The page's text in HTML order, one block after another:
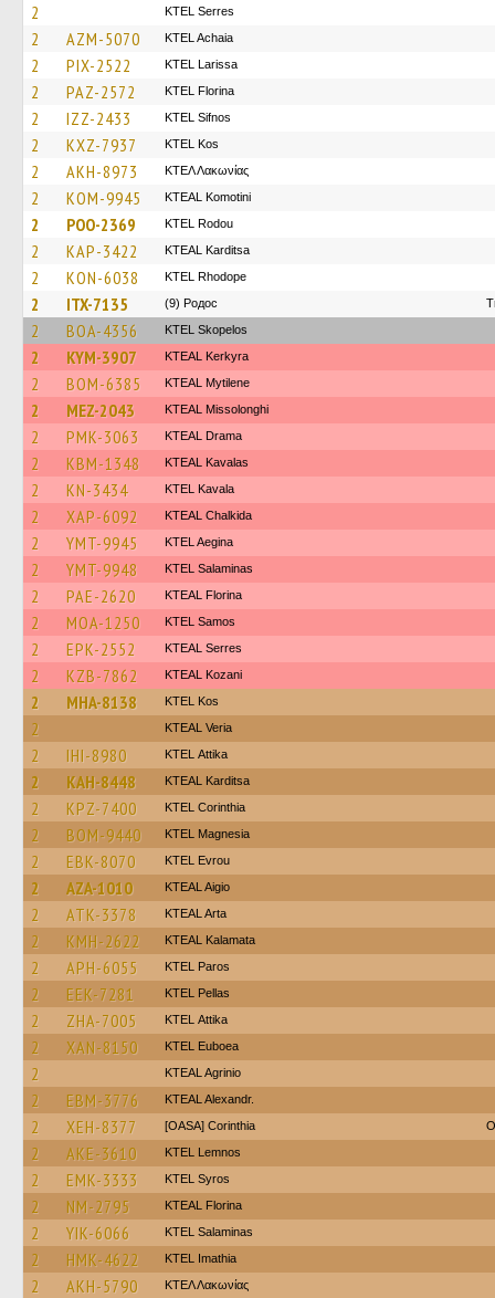
2 KTEL Serres
2 AZM-5070 KTEL Achaia
2 PIX-2522 KTEL Larissa
2 PAZ-2572 KTEL Florina
2 IZZ-2433 KTEL Sifnos
2 KXZ-7937 KTEL Kos
2 AKH-8973 ΚΤΕΛ Λακωνίας
2 KOM-9945 KTEAL Komotini
2 POO-2369 ΚΤΕL Rodou
2 KAP-3422 KTEAL Karditsa
2 KON-6038 KTEL Rhodope
2 ITX-7135 (9) Родос
2 BOA-4356 KTEL Skopelos
2 KYM-3907 KTEAL Kerkyra
2 BOM-6385 KTEAL Mytilene
2 MEZ-2043 KTEAL Missolonghi
2 PMK-3063 KTEAL Drama
2 KBM-1348 KTEAL Kavalas
2 KN-3434 KTEL Kavala
2 XAP-6092 KTEAL Chalkida
2 YMT-9945 KTEL Aegina
2 YMT-9948 KTEL Salaminas
2 PAE-2620 KTEAL Florina
2 MOA-1250 KTEL Samos
2 EPK-2552 KTEAL Serres
2 KZB-7862 KTEAL Kozani
2 MHA-8138 KTEL Kos
2 KTEAL Veria
2 IHI-8980 KΤΕL Αttika
2 KAH-8448 KTEAL Karditsa
2 KPZ-7400 KTEL Corinthia
2 BOM-9440 ΚΤΕL Magnesia
2 EBK-8070 KTEL Evrou
2 AZA-1010 KTEAL Aigio
2 ATK-3378 KTEAL Arta
2 KMH-2622 KTEAL Kalamata
2 APH-6055 KTEL Paros
2 EEK-7281 KTEL Pellas
2 ZHA-7005 KΤΕL Αttika
2 XAN-8150 ΚΤΕL Euboea
2 KTEAL Agrinio
2 EBM-3776 KTEAL Alexandr.
2 XEH-8377 [OASA] Corinthia
2 AKE-3610 KTEL Lemnos
2 EMK-3333 KTEL Syros
2 NM-2795 KTEAL Florina
2 YIK-6066 KTEL Salaminas
2 HMK-4622 KTEL Imathia
2 AKH-5790 ΚΤΕΛ Λακωνίας